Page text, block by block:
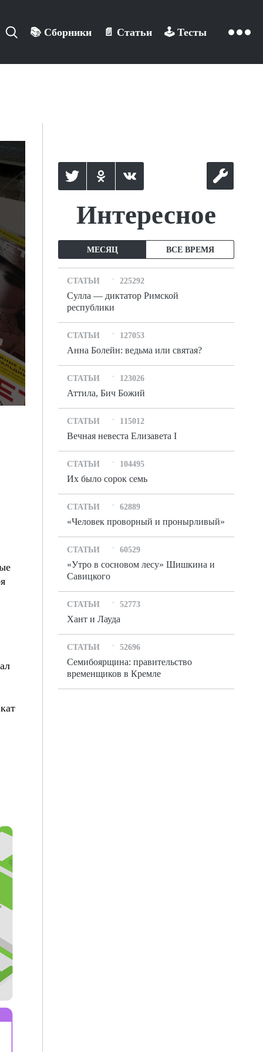
📚 Сборники 📄 Статьи 🕹️ Тесты
Интересное
МЕСЯЦ ВСЕ ВРЕМЯ
СТАТЬИ 225292
Сулла — диктатор Римской
республики
СТАТЬИ 127053
Анна Болейн: ведьма или святая?
СТАТЬИ 123026
Аттила, Бич Божий
СТАТЬИ 115012
Вечная невеста Елизавета I
СТАТЬИ 104495
Их было сорок семь
СТАТЬИ 62889
«Человек проворный и пронырливый»
СТАТЬИ 60529
«Утро в сосновом лесу» Шишкина и
Савицкого
СТАТЬИ 52773
Хант и Лауда
СТАТЬИ 52696
Семибоярщина: правительство
временщиков в Кремле